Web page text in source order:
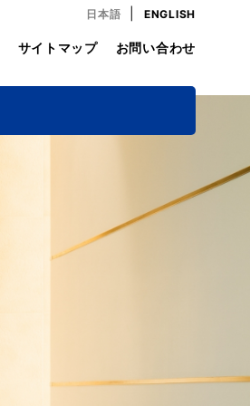
サイトマップ お問い合わせ
日本語 ENGLISH